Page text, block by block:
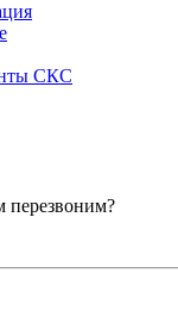
СКС
перезвоним?